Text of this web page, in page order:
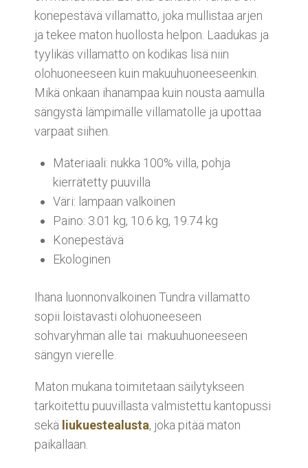
konepestävä villamatto, joka mullistaa arjen
ja tekee maton huollosta helpon. Laadukas ja
tyylikäs villamatto on kodikas lisä niin
olohuoneeseen kuin makuuhuoneeseenkin.
Mikä onkaan ihanampaa kuin nousta aamulla
sängystä lämpimälle villamatolle ja upottaa
varpaat siihen.
Materiaali: nukka 100% villa, pohja
kierrätetty puuvilla
Väri: lampaan valkoinen
Paino: 3.01 kg, 10.6 kg, 19.74 kg
Konepestävä
Ekologinen
Ihana luonnonvalkoinen Tundra villamatto
sopii loistavasti olohuoneeseen
sohvaryhmän alle tai makuuhuoneeseen
sängyn vierelle.
Maton mukana toimitetaan säilytykseen
tarkoitettu puuvillasta valmistettu kantopussi
sekä liukuestealusta, joka pitää maton
paikallaan.